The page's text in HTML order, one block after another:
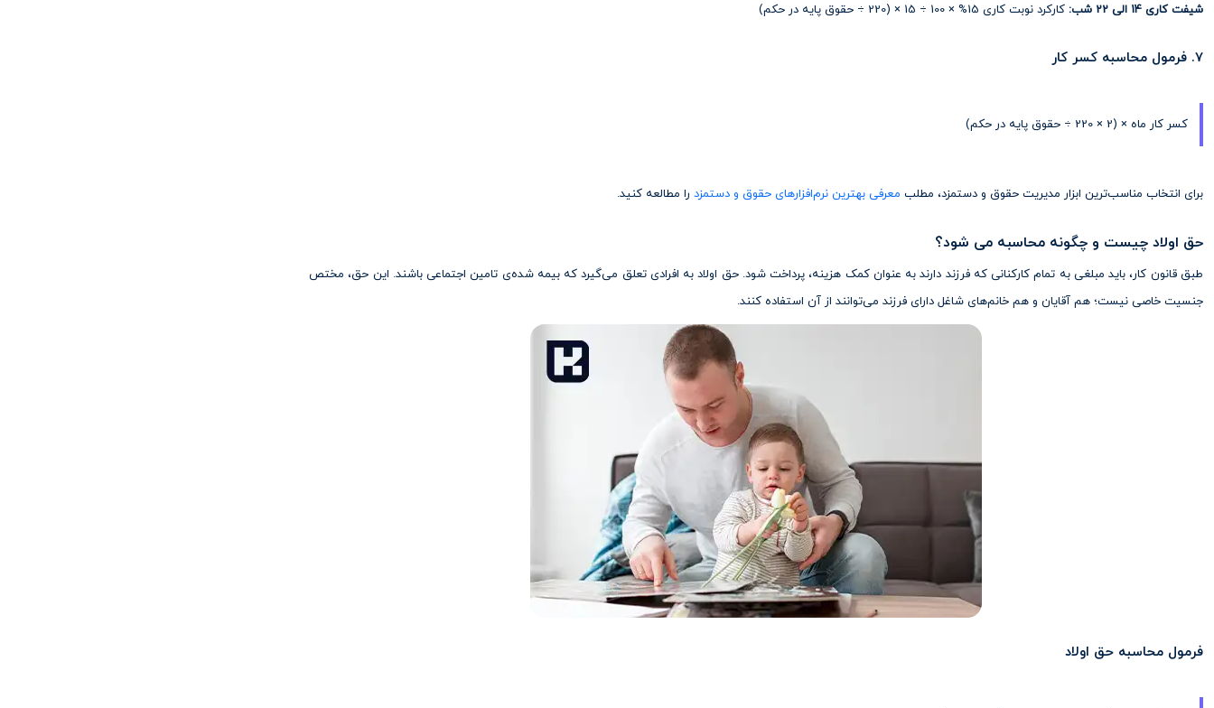
شیفت کاری 14 الی 22 شب: کارکرد نوبت کاری 15% × 100 ÷ 15 × (220 ÷ حقوق پایه در حکم)
7. فرمول محاسبه کسر کار
کسر کار ماه × (2 × 220 ÷ حقوق پایه در حکم)
برای انتخاب مناسب‌ترین ابزار مدیریت حقوق و دستمزد، مطلب معرفی بهترین نرم‌افزارهای حقوق و دستمزد را مطالعه کنید.
حق اولاد چیست و چگونه محاسبه می شود؟
طبق قانون کار، باید مبلغی به تمام کارکنانی که فرزند دارند به عنوان کمک هزینه، پرداخت شود. حق اولاد به افرادی تعلق می‌گیرد که بیمه شده‌ی تامین اجتماعی باشند. این حق، مختص
جنسیت خاصی نیست؛ هم آقایان و هم خانم‌های شاغل دارای فرزند می‌توانند از آن استفاده کنند.
فرمول محاسبه‌ حق اولاد